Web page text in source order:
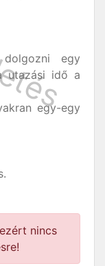
egy
utazási idő a
egy-egy
nincs